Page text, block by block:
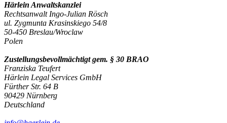
Härlein Anwaltskanzlei
Rechtsanwalt Ingo-Julian Rösch
ul. Zygmunta Krasinskiego 54/8
50-450 Breslau/Wroclaw
Polen
Zustellungsbevollmächtigt gem. § 30 BRAO
Franziska Teufert
Härlein Legal Services GmbH
Fürther Str. 64 B
90429 Nürnberg
Deutschland